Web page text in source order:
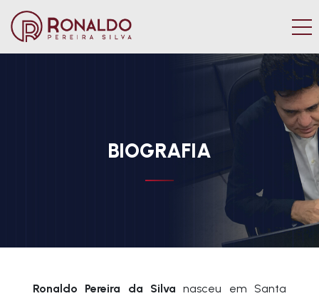
BIOGRAFIA
Ronaldo Pereira da Silva nasceu em Santa